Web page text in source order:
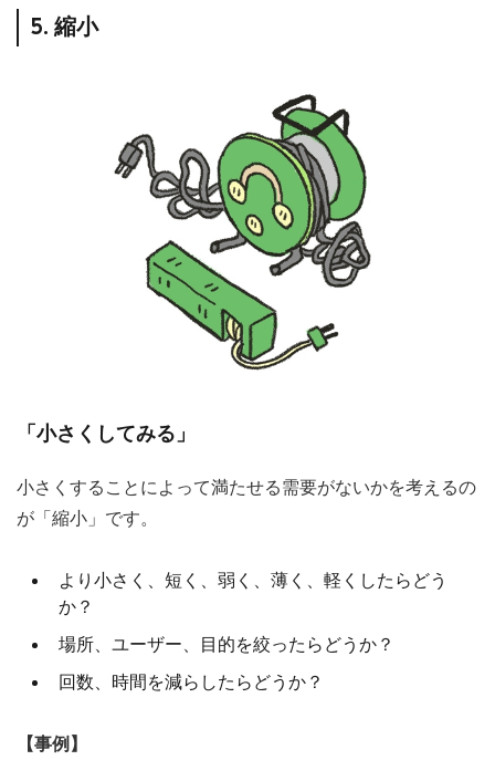
5. 縮小
「小さくしてみる」
小さくすることによって満たせる需要がないかを考えるの
が「縮小」です。
より小さく、短く、弱く、薄く、軽くしたらどう
か？
場所、ユーザー、目的を絞ったらどうか？
回数、時間を減らしたらどうか？
【事例】